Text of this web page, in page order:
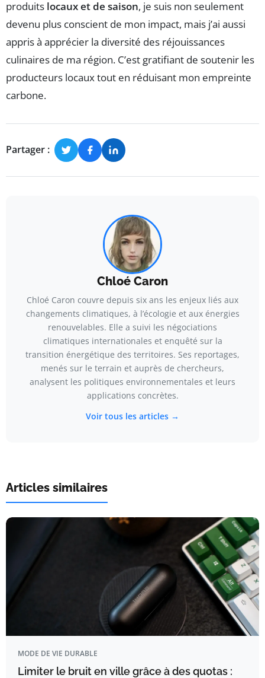
produits locaux et de saison, je suis non seulement
devenu plus conscient de mon impact, mais j’ai aussi
appris à apprécier la diversité des réjouissances
culinaires de ma région. C’est gratifiant de soutenir les
producteurs locaux tout en réduisant mon empreinte
carbone.
Partager :
Chloé Caron
Chloé Caron couvre depuis six ans les enjeux liés aux
changements climatiques, à l’écologie et aux énergies
renouvelables. Elle a suivi les négociations
climatiques internationales et enquêté sur la
transition énergétique des territoires. Ses reportages,
menés sur le terrain et auprès de chercheurs,
analysent les politiques environnementales et leurs
applications concrètes.
Voir tous les articles →
Articles similaires
MODE DE VIE DURABLE
Limiter le bruit en ville grâce à des quotas :